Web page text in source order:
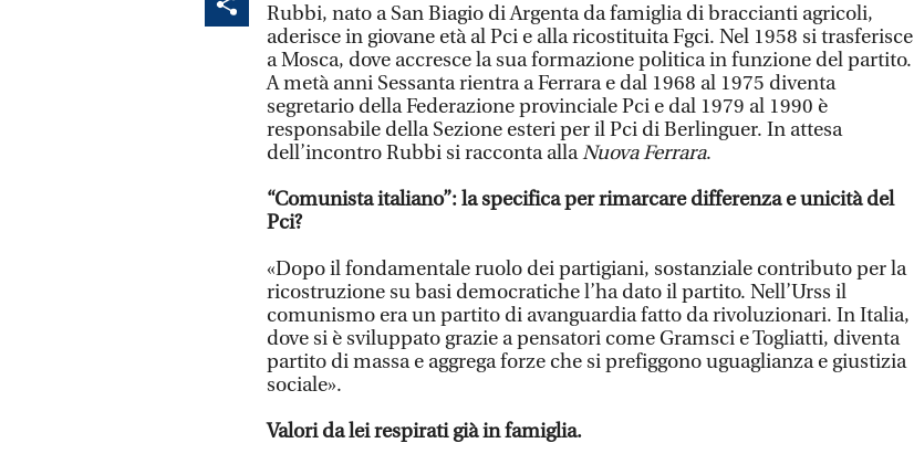
Rubbi, nato a San Biagio di Argenta da famiglia di braccianti agricoli,
aderisce in giovane età al Pci e alla ricostituita Fgci. Nel 1958 si trasferisce
a Mosca, dove accresce la sua formazione politica in funzione del partito.
A metà anni Sessanta rientra a Ferrara e dal 1968 al 1975 diventa
segretario della Federazione provinciale Pci e dal 1979 al 1990 è
responsabile della Sezione esteri per il Pci di Berlinguer. In attesa
dell’incontro Rubbi si racconta allaNuova Ferrara.
“Comunista italiano”: la specifica per rimarcare differenza e unicità del
Pci?
«Dopo il fondamentale ruolo dei partigiani, sostanziale contributo per la
ricostruzione su basi democratiche l’ha dato il partito. Nell’Urss il
comunismo era un partito di avanguardia fatto da rivoluzionari. In Italia,
dove si è sviluppato grazie a pensatori come Gramsci e Togliatti, diventa
partito di massa e aggrega forze che si prefiggono uguaglianza e giustizia
sociale».
Valori da lei respirati già in famiglia.